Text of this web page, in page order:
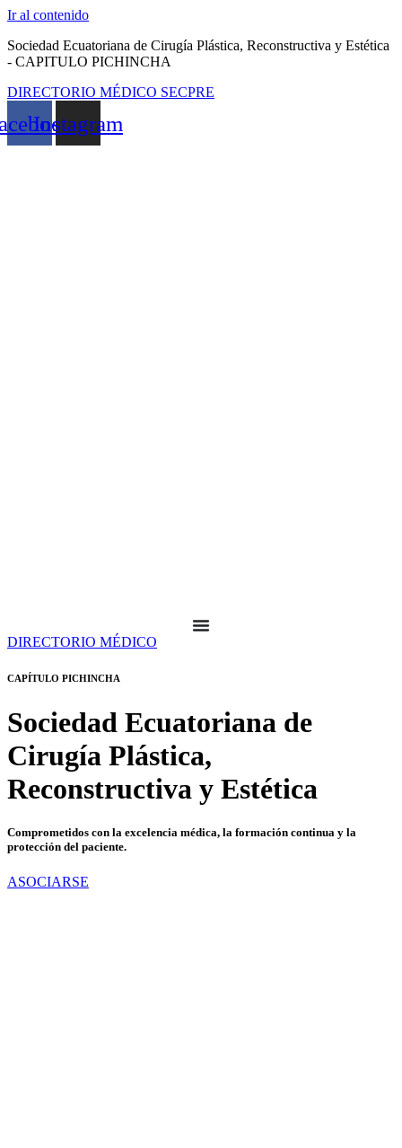
Ir al contenido
Sociedad Ecuatoriana de Cirugía Plástica, Reconstructiva y Estética
- CAPITULO PICHINCHA
DIRECTORIO MÉDICO SECPRE
Instagram
DIRECTORIO MÉDICO
CAPÍTULO PICHINCHA
Sociedad Ecuatoriana de
Cirugía Plástica,
Reconstructiva y Estética
Comprometidos con la excelencia médica, la formación continua y la
protección del paciente.
ASOCIARSE